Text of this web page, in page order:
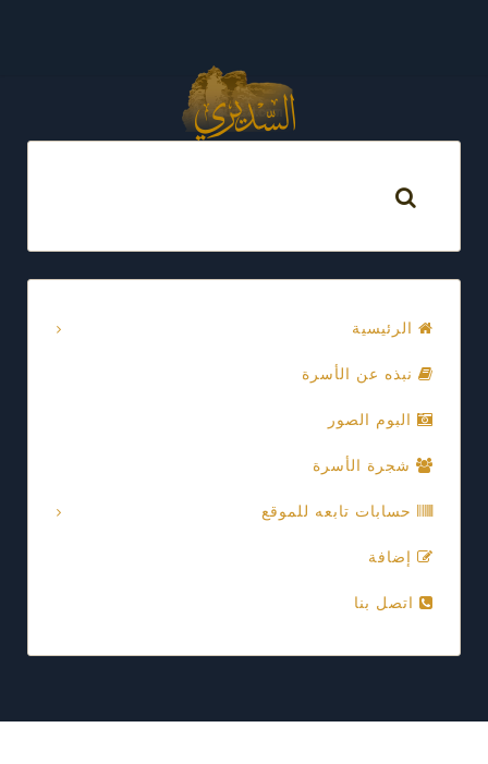
الرئيسية
نبذه عن الأسرة
البوم الصور
شجرة الأسرة
حسابات تابعه للموقع
إضافة
اتصل بنا